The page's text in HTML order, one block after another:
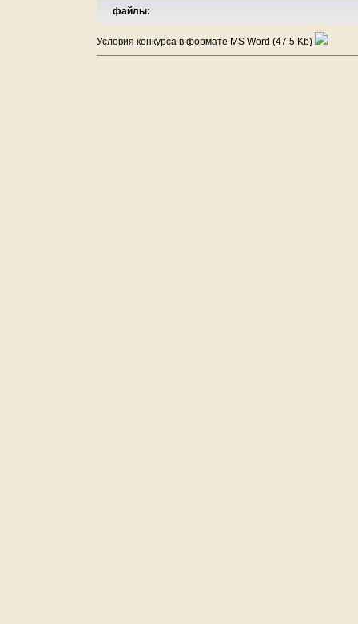
файлы:
Условия конкурса в формате MS Word (47.5 Kb)